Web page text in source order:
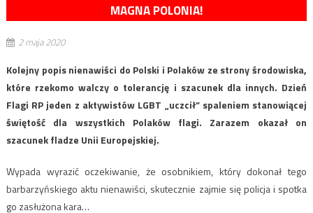
MAGNA POLONIA!
2 maja 2020
Kolejny popis nienawiści do Polski i Polaków ze strony środowiska,
które rzekomo walczy o tolerancję i szacunek dla innych. Dzień
Flagi RP jeden z aktywistów LGBT „uczcił” spaleniem stanowiącej
świętość dla wszystkich Polaków flagi. Zarazem okazał on
szacunek fladze Unii Europejskiej.
Wypada wyrazić oczekiwanie, że osobnikiem, który dokonał tego
barbarzyńskiego aktu nienawiści, skutecznie zajmie się policja i spotka
go zasłużona kara…